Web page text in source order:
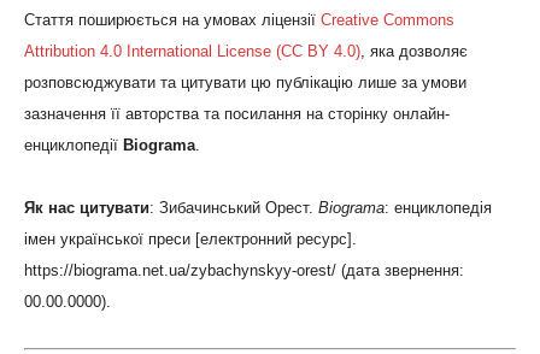
Стаття поширюється на умовах ліцензії Creative Commons
Attribution 4.0 International License (CC BY 4.0) , яка дозволяє
розповсюджувати та цитувати цю публікацію лише за умови
зазначення її авторства та посилання на сторінку онлайн-
енциклопедії Biograma
Як нас цитувати: Зибачинський Орест. Biograma: енциклопедія
імен української преси [електронний ресурс].
https://biograma.net.ua/zybachynskyy-orest/ (дата звернення:
00.00.0000).